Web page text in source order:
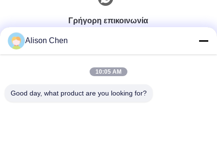
Γρήγορη επικοινωνία
0086-20-82505003
E-Mail
Alison Chen
10:05 AM
Good day, what product are you looking for?